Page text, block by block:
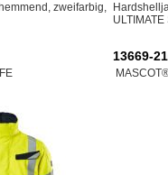
zweifarbig,
ULTIMATE
13669-